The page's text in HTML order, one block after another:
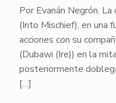
Por Evanán Negrón.
(Into Mischief), en una
acciones con su
(Dubawi (Ire)) en la
posteriormente
[…]